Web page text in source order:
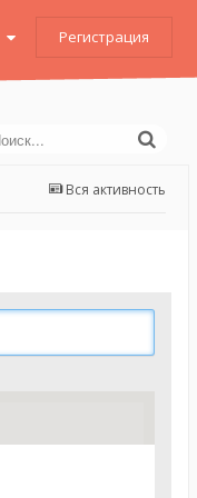
Регистрация
Вся активность